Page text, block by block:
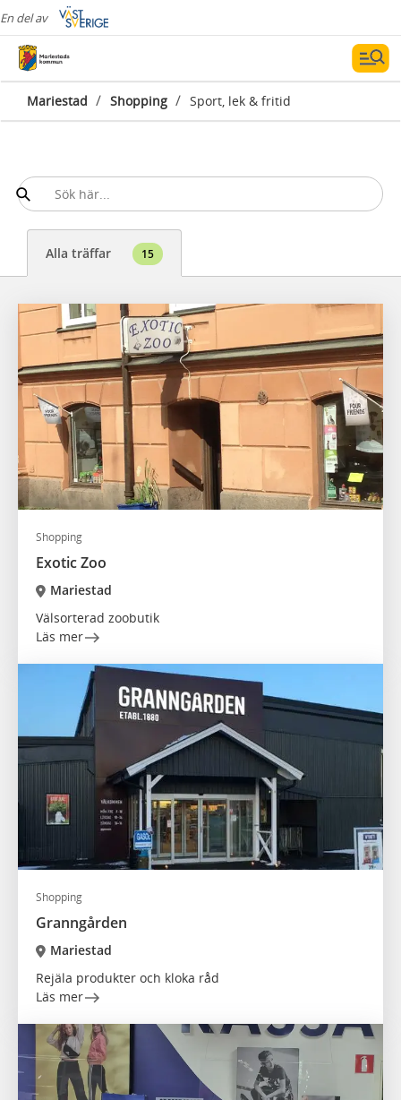
En del av
Mariestad / Shopping / Sport, lek & fritid
Alla träffar 15
Shopping
Exotic Zoo
Mariestad
Välsorterad zoobutik
Läs mer
Shopping
Granngården
Mariestad
Rejäla produkter och kloka råd
Läs mer